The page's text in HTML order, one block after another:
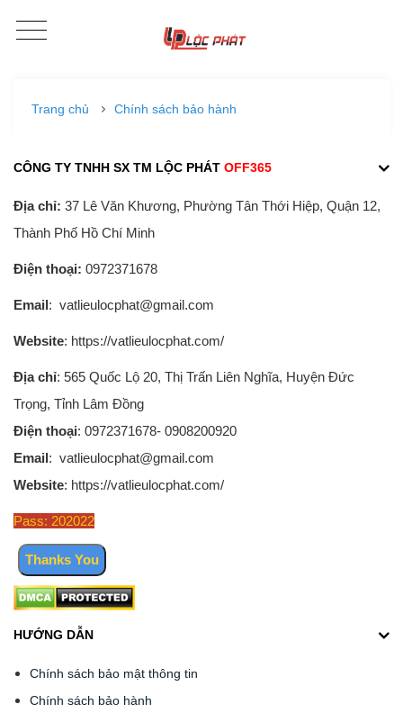
Trang chủ Chính sách bảo hành
CÔNG TY TNHH SX TM LỘC PHÁT OFF365
Địa chỉ: 37 Lê Văn Khương, Phường Tân Thới Hiệp, Quận 12,
Thành Phố Hồ Chí Minh
Điện thoại: 0972371678
Email: vatlieulocphat@gmail.com
Website: https://vatlieulocphat.com/
Địa chỉ: 565 Quốc Lộ 20, Thị Trấn Liên Nghĩa, Huyện Đức
Trọng, Tỉnh Lâm Đồng
Điện thoại: 0972371678- 0908200920
Email: vatlieulocphat@gmail.com
Website: https://vatlieulocphat.com/
Pass: 202022
HƯỚNG DẪN
Chính sách bảo mật thông tin
Chính sách bảo hành